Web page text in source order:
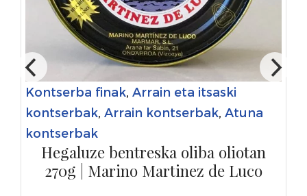
Kontserba finak, Arrain eta itsaski
kontserbak, Arrain kontserbak, Atuna
kontserbak
Hegaluze bentreska oliba oliotan
270g | Marino Martinez de Luco